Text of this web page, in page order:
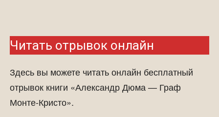
Читать отрывок онлайн
Здесь вы можете читать онлайн бесплатный
отрывок книги «Александр Дюма — Граф
Монте-Кристо».